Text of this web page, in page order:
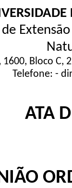
1600, Bloco C,
Telefone: -
ATA